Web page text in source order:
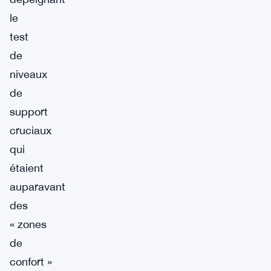
le
test
de
niveaux
de
support
cruciaux
qui
étaient
auparavant
des
« zones
de
confort »